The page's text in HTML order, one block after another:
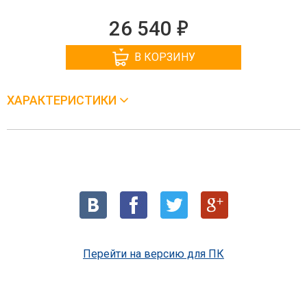
26 540 е
В КОРЗИНУ
ХАРАКТЕРИСТИКИ
Перейти на версию для ПК